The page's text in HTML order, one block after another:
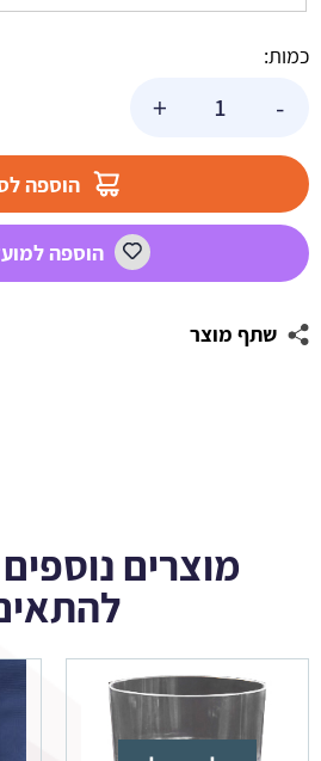
כמות:
-
מתחת
1
+
הוספה
הוספה
שתף מוצר
מוצרים